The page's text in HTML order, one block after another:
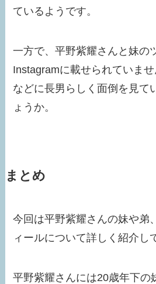
ているようです。
一方で、平野紫耀さんと妹の
Instagramに載せられていま
などに長男らしく面倒を見て
ょうか。
まとめ
今回は平野紫耀さんの妹や弟
ィールについて詳しく紹介し
平野紫耀さんには20歳年下の